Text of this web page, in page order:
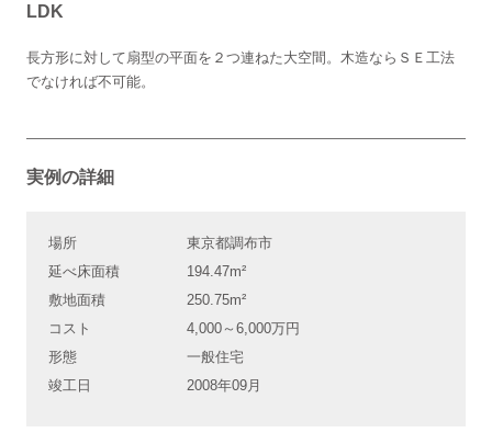
LDK
長方形に対して扇型の平面を２つ連ねた大空間。木造ならＳＥ工法
でなければ不可能。
実例の詳細
場所
東京都調布市
延べ床面積
194.47m²
敷地面積
250.75m²
コスト
4,000～6,000万円
形態
一般住宅
竣工日
2008年09月